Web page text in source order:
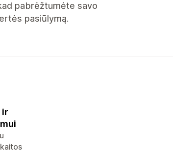
pabrėžtumėte savo
pasiūlymą.
ir